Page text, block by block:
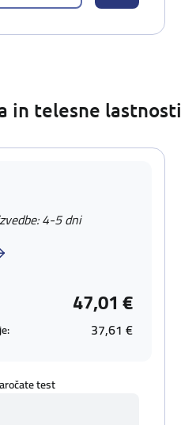
in telesne lastnosti
4-5 dni
47,01 €
37,61 €
test